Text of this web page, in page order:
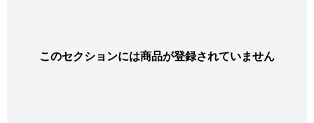
このセクションには商品が登録されていません